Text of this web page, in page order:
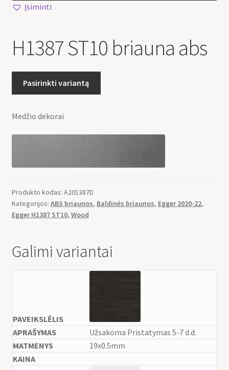
Įsiminti
H1387 ST10 briauna abs
Pasirinkti variantą
Medžio dekorai
Produkto kodas: A201387D
Kategorijos: ABS briaunos, Baldinės briaunos, Egger 2020-22,
Egger H1387 ST10, Wood
Galimi variantai
Užsakoma Pristatymas 5-7 d.d.
19x0.5mm